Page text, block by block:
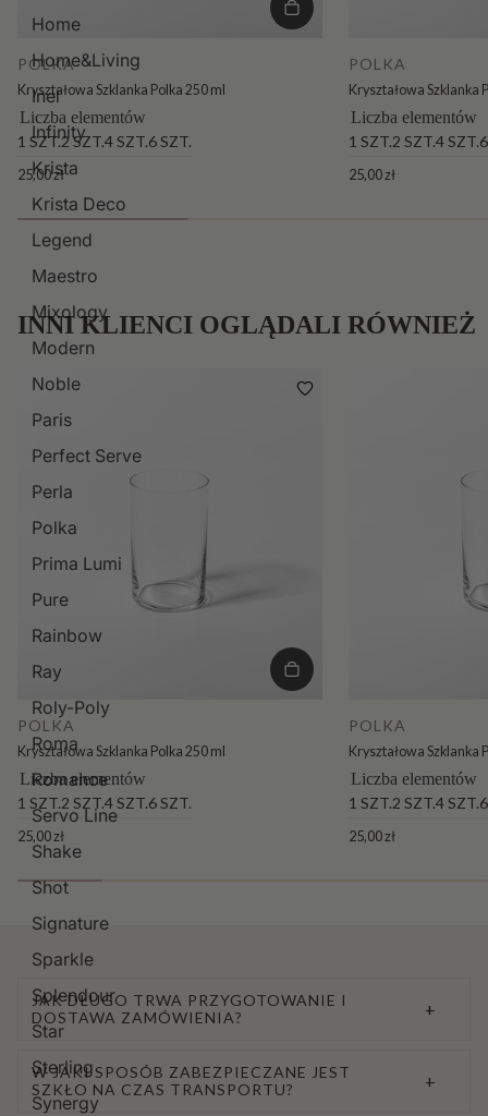
Home
Home&Living
Inel
Infinity
Krista
Krista Deco
Legend
Maestro
Mixology
Modern
Noble
Paris
Perfect Serve
Perla
Polka
Prima Lumi
Pure
Rainbow
Ray
Roly-Poly
Roma
Romance
Servo Line
Shake
Shot
Signature
Sparkle
Splendour
Star
Sterling
Synergy
POLKA
Kryształowa Szklanka Polka 250 ml
Liczba elementów
1 SZT.2 SZT.4 SZT.6 SZT.
25,00 zł
POLKA
Kryształowa Szklanka
Liczba elementów
1 SZT.2 SZT.4 SZT.
25,00 zł
INNI KLIENCI OGLĄDALI RÓWNIEŻ
POLKA
Kryształowa Szklanka Polka 250 ml
Liczba elementów
1 SZT.2 SZT.4 SZT.6 SZT.
25,00 zł
POLKA
Kryształowa Szklanka
Liczba elementów
1 SZT.2 SZT.4 SZT.
25,00 zł
JAK DŁUGO TRWA PRZYGOTOWANIE I
DOSTAWA ZAMÓWIENIA?
+
W JAKI SPOSÓB ZABEZPIECZANE JEST
SZKŁO NA CZAS TRANSPORTU?
+